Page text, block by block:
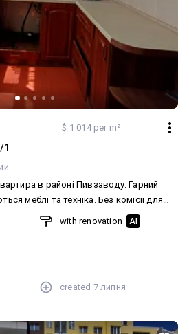
$ 1 014 per m²
1
в районі Пивзаводу. Гарний
меблі та техніка. Без комісії для
по телефону.
with renovation AI
created 7 липня